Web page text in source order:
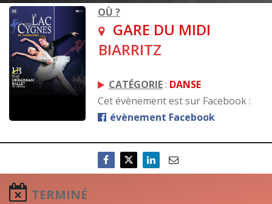
OÙ ?
GARE DU MIDI
BIARRITZ
CATÉGORIE: DANSE
Cet évènement est sur Facebook :
évènement Facebook
TERMINÉ